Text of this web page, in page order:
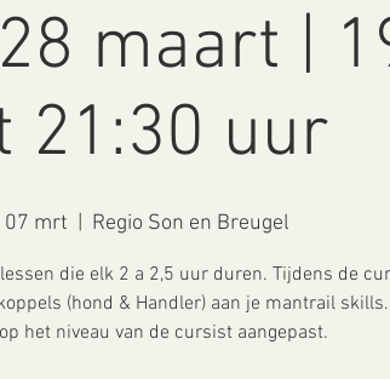
maart |
21:30 uur
07 mrt Regio Son en Breugel
die elk 2 a 2,5 uur duren. Tijdens de
(hond & Handler) aan je mantrail
het niveau van de cursist aangepast.